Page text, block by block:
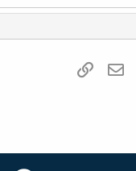
WhatsAppדואר אלקטרוני